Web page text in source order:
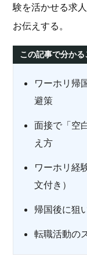
験を活かせる求
お伝えする。
この記事で分かる
ワーホリ帰
避策
面接で「空
え方
ワーホリ経
文付き）
帰国後に狙
転職活動の